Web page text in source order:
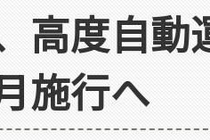
高度自
施行へ